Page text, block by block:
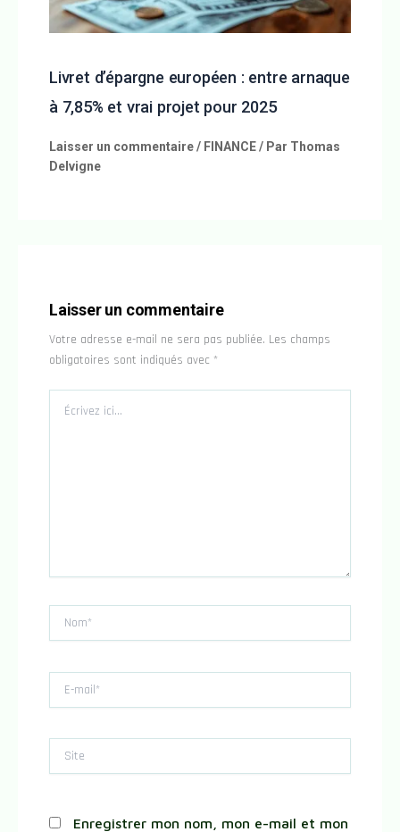
Livret d’épargne européen : entre arnaque
à 7,85% et vrai projet pour 2025
Laisser un commentaire/ FINANCE/ Par Thomas
Delvigne
Laisser un commentaire
Votre adresse e-mail ne sera pas publiée. Les champs
obligatoires sont indiqués avec *
Nom*
mail*
Site
Enregistrer mon nom, mon e-mail et mon